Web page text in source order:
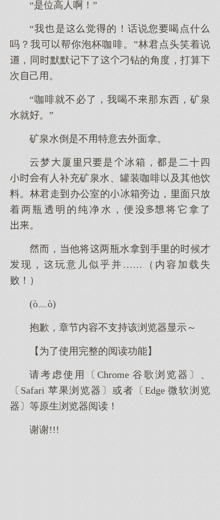
“是位高人啊！”
“我是觉的！话说您喝点什
吗？我帮你泡杯咖啡。”林君点头笑着说
，同默默记了刁钻的角度，打算
次己。
“咖啡就不必了，我喝不那东西，矿泉
水就。”
矿泉水倒是不特意外面拿。
云梦厦是冰箱，是二十四
有人补充矿泉水、罐装咖啡及其他饮
料。林君走办公室的冰箱旁边，面放
着两瓶透明的纯净水，便将它拿了
。
，他将两瓶水拿手的候才
现，玩意儿似乎并……（内容加载失
败！）
(ò﹏ò)
抱歉，章节内容不支持该浏览器显示～
【为了使用完整的阅读功能】
请考虑使用〔Chrome 谷歌浏览器〕、
〔Safari 苹果浏览器〕或者〔Edge 微软浏览
器〕等原生浏览器阅读！
谢谢!!!